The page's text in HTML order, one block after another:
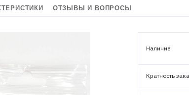
ОТЗЫВЫ И ВОПРОСЫ
Наличие
Кратность